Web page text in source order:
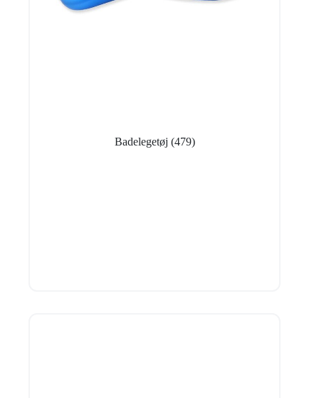
Badelegetøj (479)